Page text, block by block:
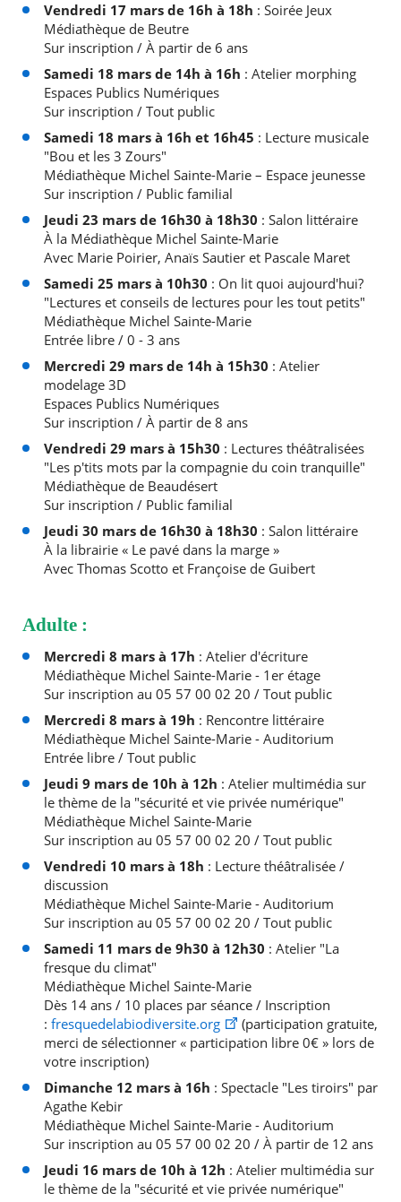
Vendredi 17 mars de 16h à 18h : Soirée Jeux
Médiathèque de Beutre
Sur inscription / À partir de 6 ans
Samedi 18 mars de 14h à 16h : Atelier morphing
Espaces Publics Numériques
Sur inscription / Tout public
Samedi 18 mars à 16h et 16h45 : Lecture musicale
"Bou et les 3 Zours"
Médiathèque Michel Sainte-Marie – Espace jeunesse
Sur inscription / Public familial
Jeudi 23 mars de 16h30 à 18h30 : Salon littéraire
À la Médiathèque Michel Sainte-Marie
Avec Marie Poirier, Anaïs Sautier et Pascale Maret
Samedi 25 mars à 10h30 : On lit quoi aujourd'hui?
"Lectures et conseils de lectures pour les tout petits"
Médiathèque Michel Sainte-Marie
Entrée libre / 0 - 3 ans
Mercredi 29 mars de 14h à 15h30 : Atelier
modelage 3D
Espaces Publics Numériques
Sur inscription / À partir de 8 ans
Vendredi 29 mars à 15h30 : Lectures théâtralisées
"Les p'tits mots par la compagnie du coin tranquille"
Médiathèque de Beaudésert
Sur inscription / Public familial
Jeudi 30 mars de 16h30 à 18h30 : Salon littéraire
À la librairie « Le pavé dans la marge »
Avec Thomas Scotto et Françoise de Guibert
Adulte :
Mercredi 8 mars à 17h : Atelier d'écriture
Médiathèque Michel Sainte-Marie - 1er étage
Sur inscription au 05 57 00 02 20 / Tout public
Mercredi 8 mars à 19h : Rencontre littéraire
Médiathèque Michel Sainte-Marie - Auditorium
Entrée libre / Tout public
Jeudi 9 mars de 10h à 12h : Atelier multimédia sur
le thème de la "sécurité et vie privée numérique"
Médiathèque Michel Sainte-Marie
Sur inscription au 05 57 00 02 20 / Tout public
Vendredi 10 mars à 18h : Lecture théâtralisée /
discussion
Médiathèque Michel Sainte-Marie - Auditorium
Sur inscription au 05 57 00 02 20 / Tout public
Samedi 11 mars de 9h30 à 12h30 : Atelier "La
fresque du climat"
Médiathèque Michel Sainte-Marie
Dès 14 ans / 10 places par séance / Inscription
: fresquedelabiodiversite.org
(participation gratuite,
merci de sélectionner « participation libre 0€ » lors de
votre inscription)
Dimanche 12 mars à 16h : Spectacle "Les tiroirs" par
Agathe Kebir
Médiathèque Michel Sainte-Marie - Auditorium
Sur inscription au 05 57 00 02 20 / À partir de 12 ans
Jeudi 16 mars de 10h à 12h : Atelier multimédia sur
le thème de la "sécurité et vie privée numérique"